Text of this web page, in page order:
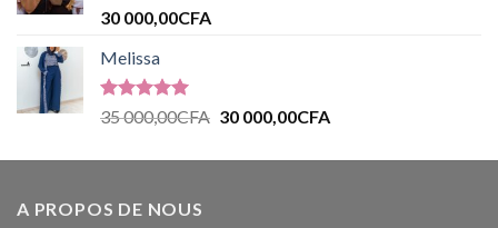
Note5.00
30 000,00CFA
Melissa
Note5.00
35 000,00CFA 30 000,00CFA
A PROPOS DE NOUS